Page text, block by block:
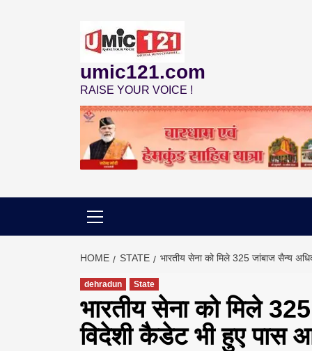
umic121.com
RAISE YOUR VOICE !
HOME STATE भारतीय सेना को मिले 325 जांबाज सैन्य
dehradun State
भारतीय सेना को मिले
विदेशी कैडेट भी हुए पास